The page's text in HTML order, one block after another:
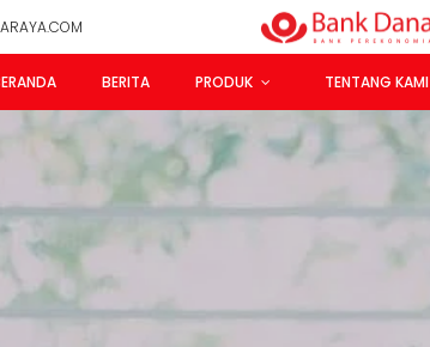
BERITA PRODUK TENTANG KAMI